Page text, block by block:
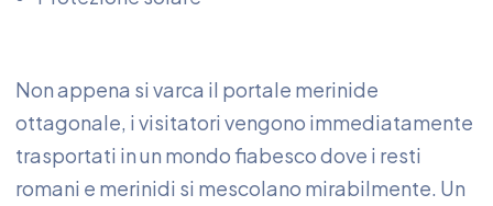
Non appena si varca il portale merinide
ottagonale, i visitatori vengono immediatamente
trasportati in un mondo fiabesco dove i resti
romani e merinidi si mescolano mirabilmente. Un